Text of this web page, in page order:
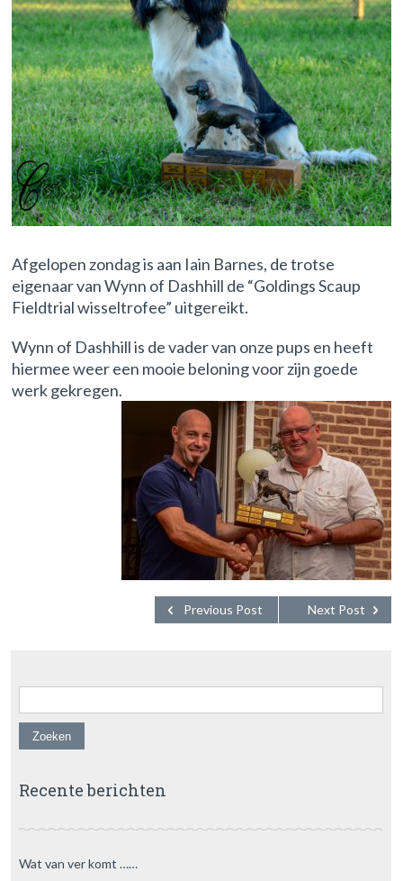
Afgelopen zondag is aan Iain Barnes, de trotse
eigenaar van Wynn of Dashhill de “Goldings Scaup
Fieldtrial wisseltrofee” uitgereikt.
Wynn of Dashhill is de vader van onze pups en heeft
hiermee weer een mooie beloning voor zijn goede
werk gekregen.
Next Post
Previous Post
Zoeken naar:
Recente berichten
Wat van ver komt ……